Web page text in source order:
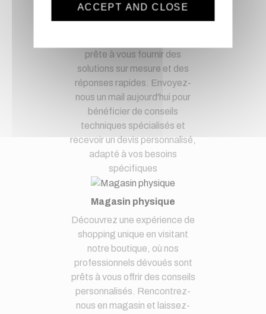
demandes techniques et devis
prête à vous fournir des
solutions sur mesure et des
réponses rapides. Envoyez-
nous un mail aujourd'hui pour
bénéficier de conseils
techniques spécialisés et
recevoir un devis personnalisé,
adapté à vos besoins
spécifiques
Magasin physique
Découvrez une expérience de
shopping unique en visitant
notre boutique, où nos
professionnels dévoués sont
prêts à vous offrir des conseils
personnalisés. Rencontrez-
nous en magasin et laissez-
ACCEPT AND CLOSE